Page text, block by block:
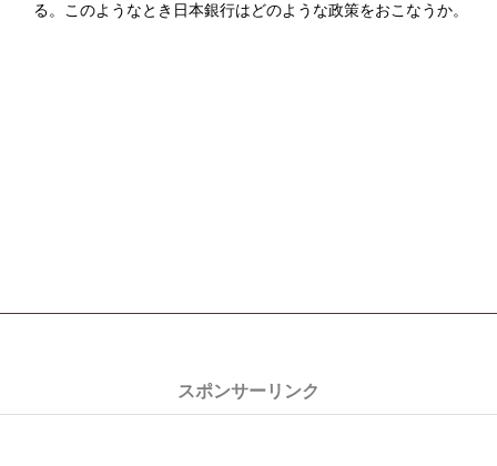
る。このようなとき日本銀行はどのような政策をおこなうか。